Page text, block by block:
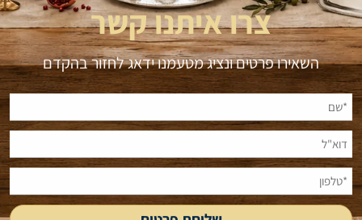
צרו איתנו קשר
השאירו פרטים ונציג מטעמנו ידאג לחזור בהקדם